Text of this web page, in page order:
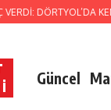
KENEVİR
Güncel